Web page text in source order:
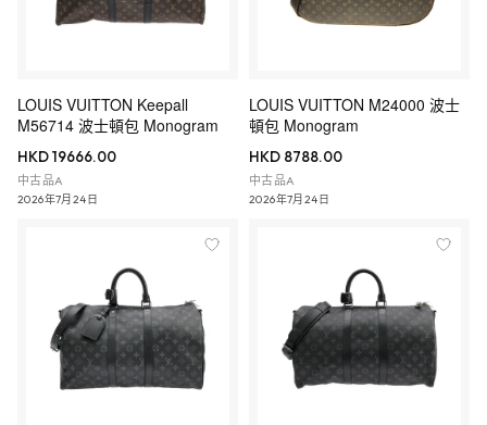
LOUIS VUITTON Keepall
M56714 波士頓包 Monogram
HKD 19666.00
中古品A
2026年7月24日
LOUIS VUITTON M24000 波士
頓包 Monogram
HKD 8788.00
中古品A
2026年7月24日